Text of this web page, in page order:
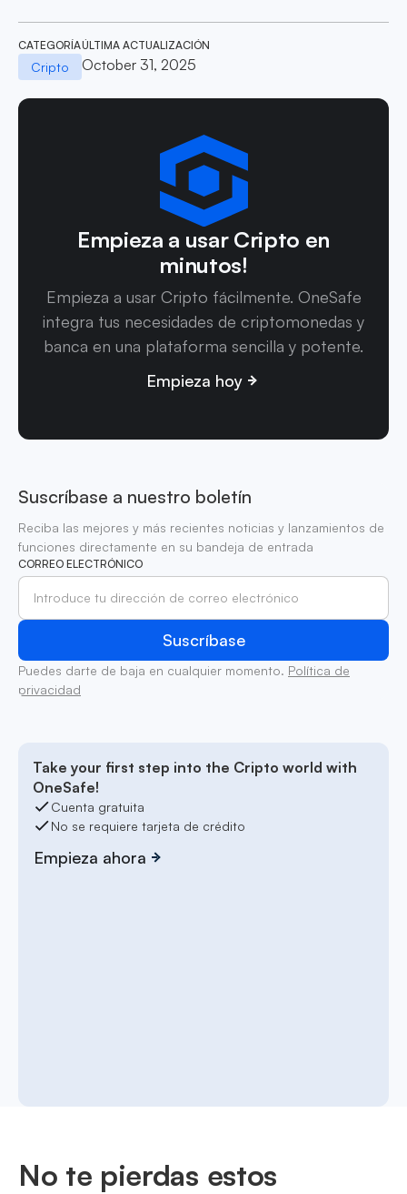
CATEGORÍA
Cripto
ÚLTIMA ACTUALIZACIÓN
October 31, 2025
Empieza a usar Cripto en
minutos!
Empieza a usar Cripto fácilmente. OneSafe
integra tus necesidades de criptomonedas y
banca en una plataforma sencilla y potente.
Empieza hoy
Suscríbase a nuestro boletín
Reciba las mejores y más recientes noticias y lanzamientos de
funciones directamente en su bandeja de entrada
CORREO ELECTRÓNICO
Puedes darte de baja en cualquier momento. Política de
privacidad
Take your first step into the Cripto world with
OneSafe!
Cuenta gratuita
No se requiere tarjeta de crédito
Empieza ahora
No te pierdas estos